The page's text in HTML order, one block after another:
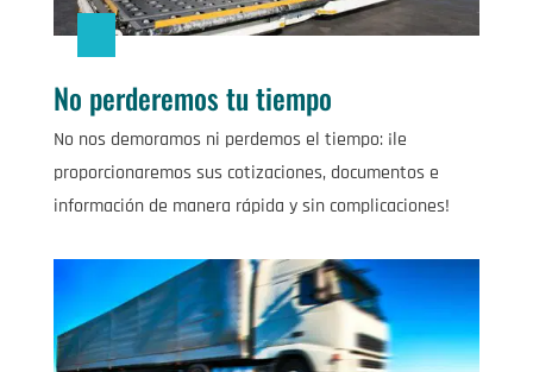
No perderemos tu tiempo
No nos demoramos ni perdemos el tiempo: ¡le
proporcionaremos sus cotizaciones, documentos e
información de manera rápida y sin complicaciones!